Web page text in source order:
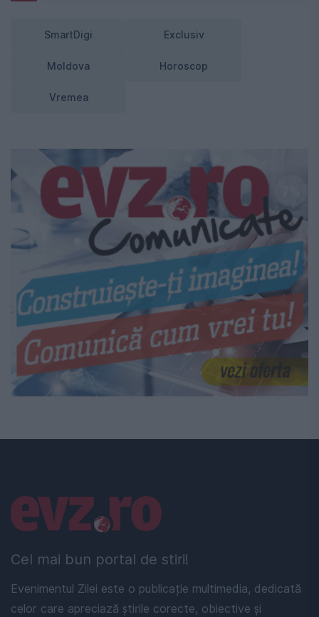
SmartDigi Exclusiv
Moldova Horoscop
Vremea
Cel mai bun portal de stiri!
Evenimentul Zilei este o publicație multimedia, dedicată
celor care apreciază știrile corecte, obiective și
Linkuri utile